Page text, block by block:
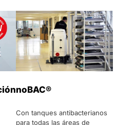
noBAC®
Con tanques antibacterianos
para todas las áreas de